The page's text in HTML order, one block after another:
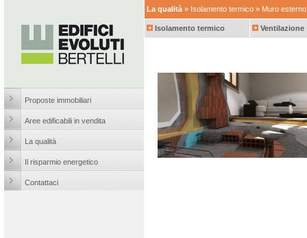
Proposte immobiliari
Aree edificabili in vendita
La qualità
Il risparmio energetico
Contattaci
La qualità» Isolamento termico » Muro
Isolamento termico Ventilazione